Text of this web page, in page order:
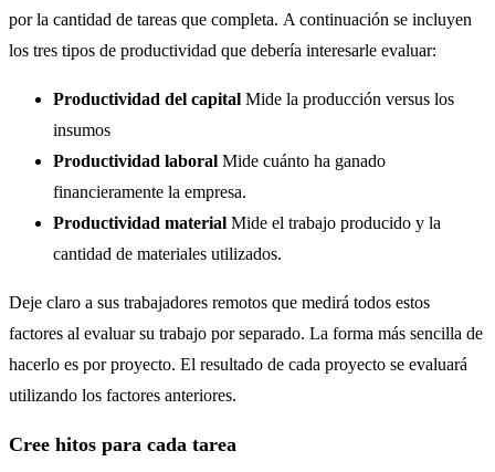
por la cantidad de tareas que completa. A continuación se incluyen
los tres tipos de productividad que debería interesarle evaluar:
Productividad del capital Mide la producción versus los
insumos
Productividad laboral Mide cuánto ha ganado
financieramente la empresa.
Productividad material Mide el trabajo producido y la
cantidad de materiales utilizados.
Deje claro a sus trabajadores remotos que medirá todos estos
factores al evaluar su trabajo por separado. La forma más sencilla de
hacerlo es por proyecto. El resultado de cada proyecto se evaluará
utilizando los factores anteriores.
Cree hitos para cada tarea